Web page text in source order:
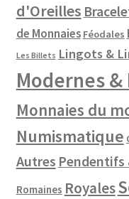
d'Oreilles
de Monnaies Féodales
Les Billets Lingots &
Modernes
Monnaies du
Numismatique
Autres Pendentifs
Romaines Royales